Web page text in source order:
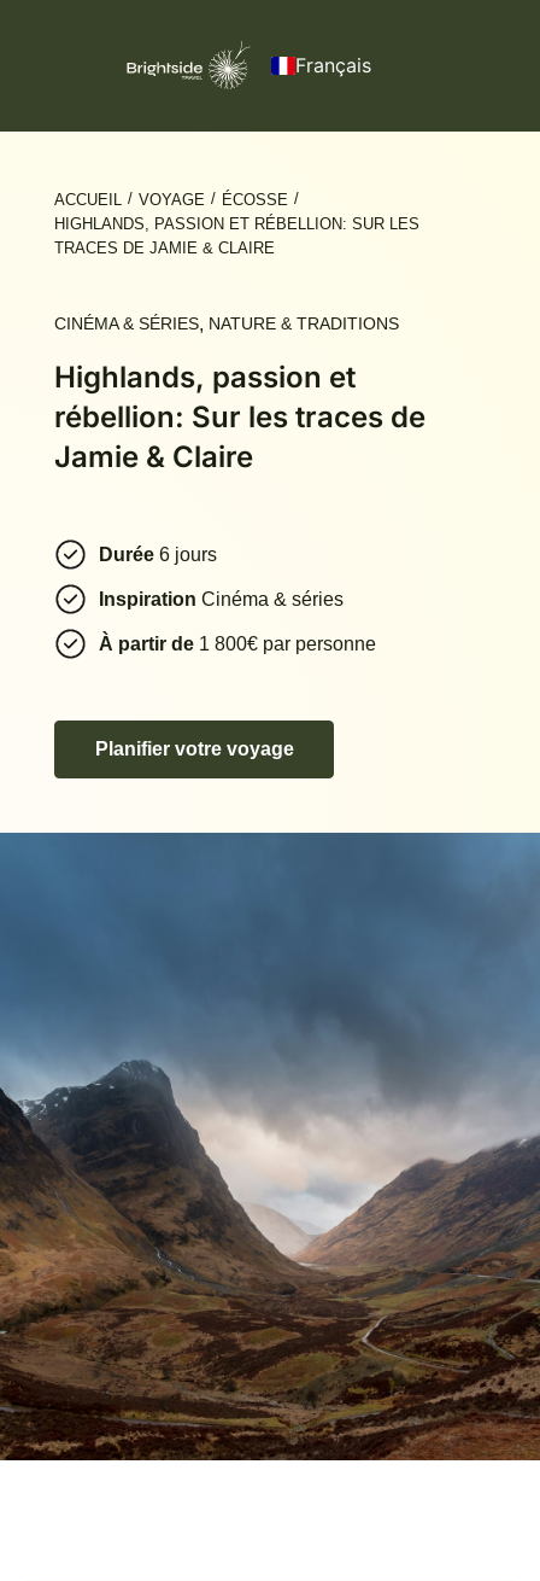
Français
ACCUEIL / VOYAGE / ÉCOSSE /
HIGHLANDS, PASSION ET RÉBELLION: SUR LES
TRACES DE JAMIE & CLAIRE
CINÉMA & SÉRIES, NATURE & TRADITIONS
Highlands, passion et
rébellion: Sur les traces de
Jamie & Claire
Durée6 jours
Inspiration Cinéma & séries
À partir de1 800€ par personne
Planifier votre voyage